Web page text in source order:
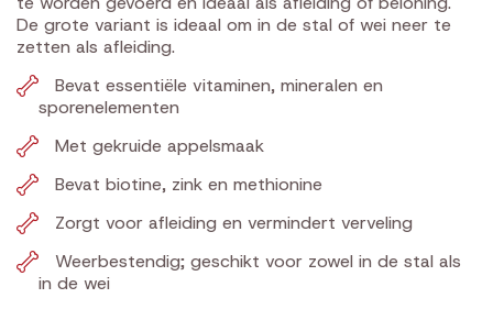
De grote variant is ideaal om in de stal of wei neer te
zetten als afleiding.
Bevat essentiële vitaminen, mineralen en
sporenelementen
Met gekruide appelsmaak
Bevat biotine, zink en methionine
Zorgt voor afleiding en vermindert verveling
Weerbestendig; geschikt voor zowel in de stal als
in de wei